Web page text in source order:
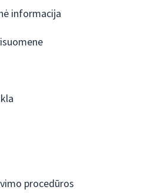
informacija
procedūros